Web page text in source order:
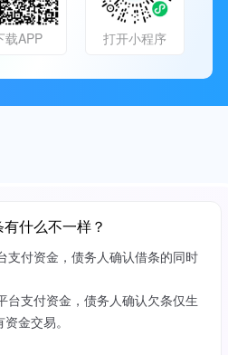
载APP 打开小程序
什么不一样？
支付资金，债务人确认借条的同时
台支付资金，债务人确认欠条仅生
金交易。